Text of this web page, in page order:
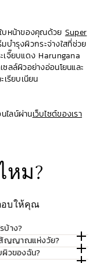
ใบหน้าของคุณด้วยSuper
บำรุงผิวกระจ่างใสที่ช่วย
จี๊ยบแดง Harungana
ลล์ผิวอย่างอ่อนโยนและ
รียบเนียน
ไลน์ผ่านเว็บไซต์ของเรา
หม?
อบให้คุณ
บ้าง?
สัญญาณแห่งวัย?
ผิวของฉัน?